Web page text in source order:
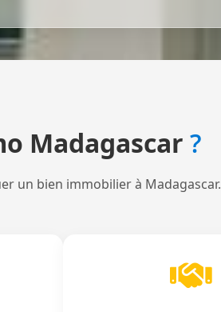
Madagascar ?
un bien immobilier à Madagascar.